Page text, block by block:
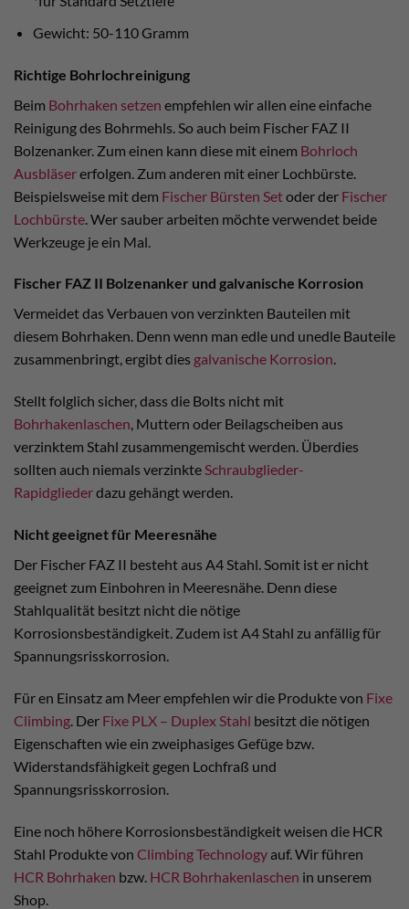
Gewicht: 50-110 Gramm
Richtige Bohrlochreinigung
Beim Bohrhaken setzen empfehlen wir allen eine einfache
Reinigung des Bohrmehls. So auch beim Fischer FAZ II
Bolzenanker. Zum einen kann diese mit einem Bohrloch
Ausbläsererfolgen. Zum anderen mit einer Lochbürste.
Beispielsweise mit dem Fischer Bürsten Setoder der Fischer
Lochbürste . Wer sauber arbeiten möchte verwendet beide
Werkzeuge je ein Mal.
Fischer FAZ II Bolzenanker und galvanische Korrosion
Vermeidet das Verbauen von verzinkten Bauteilen mit
diesem Bohrhaken. Denn wenn man edle und unedle Bauteile
zusammenbringt, ergibt dies galvanische Korrosion.
Stellt folglich sicher, dass die Bolts nicht mit
Bohrhakenlaschen, Muttern oder Beilagscheiben aus
verzinktem Stahl zusammengemischt werden. Überdies
sollten auch niemals verzinkteSchraubglieder-
Rapidgliederdazu gehängt werden.
Nicht geeignet für Meeresnähe
Der Fischer FAZ II besteht aus A4 Stahl. Somit ist er nicht
geeignet zum Einbohren in Meeresnähe. Denn diese
Stahlqualität besitzt nicht die nötige
Korrosionsbeständigkeit. Zudem ist A4 Stahl zu anfällig für
Spannungsrisskorrosion.
Für en Einsatz am Meer empfehlen wir die Produkte von Fixe
Climbing. Der Fixe PLX – Duplex Stahl besitzt die nötigen
Eigenschaften wie ein zweiphasiges Gefüge bzw.
Widerstandsfähigkeit gegen Lochfraß und
Spannungsrisskorrosion.
Eine noch höhere Korrosionsbeständigkeit weisen die HCR
Stahl Produkte von Climbing Technology auf. Wir führen
HCR Bohrhaken bzw. HCR Bohrhakenlaschen in unserem
Shop.